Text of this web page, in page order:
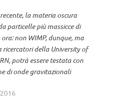
la materia oscura
particelle più massicce di
non WIMP, dunque, ma
ricercatori della University of
potrà essere testata con
di onde gravitazionali